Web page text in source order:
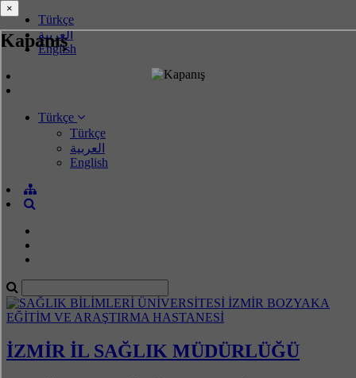
Kapanış
Türkçe
العربية
English
Türkçe
Türkçe
العربية
English
İZMİR İL SAĞLIK MÜDÜRLÜĞÜ
×